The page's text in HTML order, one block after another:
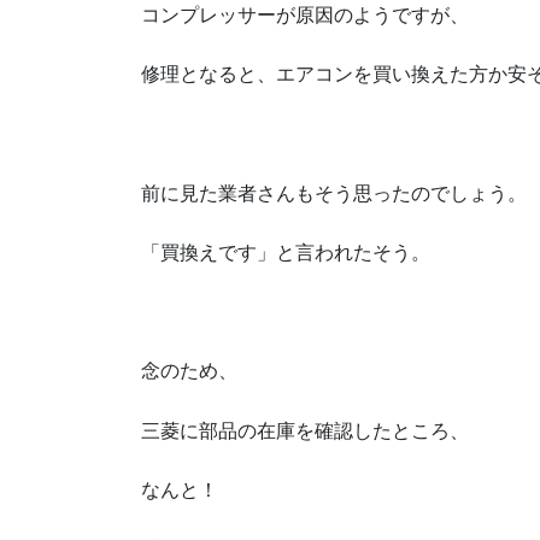
コンプレッサーが原因のようですが、
修理となると、エアコンを買い換えた方か安
前に見た業者さんもそう思ったのでしょう。
「買換えです」と言われたそう。
念のため、
三菱に部品の在庫を確認したところ、
なんと！